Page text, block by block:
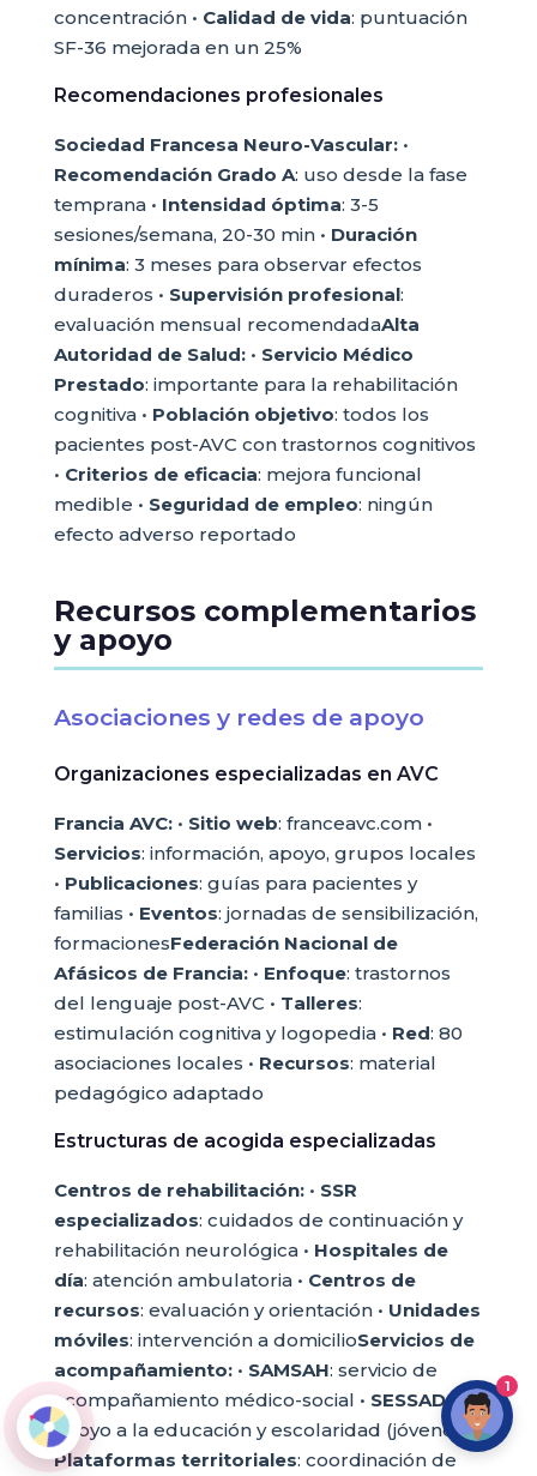
concentración • Calidad de vida: puntuación
SF-36 mejorada en un 25%
Recomendaciones profesionales
Sociedad Francesa Neuro-Vascular:•
Recomendación Grado A: uso desde la fase
temprana • Intensidad óptima: 3-5
sesiones/semana, 20-30 min • Duración
mínima: 3 meses para observar efectos
duraderos • Supervisión profesional:
evaluación mensual recomendadaAlta
Autoridad de Salud:• Servicio Médico
Prestado: importante para la rehabilitación
cognitiva • Población objetivo: todos los
pacientes post-AVC con trastornos cognitivos
• Criterios de eficacia: mejora funcional
medible • Seguridad de empleo: ningún
efecto adverso reportado
Recursos complementarios
y apoyo
Asociaciones y redes de apoyo
Organizaciones especializadas en AVC
Francia AVC:• Sitio web: franceavc.com •
Servicios: información, apoyo, grupos locales
• Publicaciones: guías para pacientes y
familias • Eventos: jornadas de sensibilización,
formacionesFederación Nacional de
Afásicos de Francia:• Enfoque: trastornos
del lenguaje post-AVC • Talleres:
estimulación cognitiva y logopedia • Red: 80
asociaciones locales • Recursos: material
pedagógico adaptado
Estructuras de acogida especializadas
Centros de rehabilitación:• SSR
especializados: cuidados de continuación y
rehabilitación neurológica • Hospitales de
día: atención ambulatoria • Centros de
recursos: evaluación y orientación • Unidades
móviles: intervención a domicilioServicios de
acompañamiento:• SAMSAH: servicio de
acompañamiento médico-social • SESSAD:
apoyo a la educación y escolaridad (jóvenes) •
Plataformas territoriales: coordinación de
1